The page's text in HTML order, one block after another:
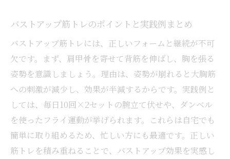
バストアップ筋トレのポイントと実践例まとめ
バストアップ筋トレには、正しいフォームと継続が不可
欠です。まず、肩甲骨を寄せて背筋を伸ばし、胸を張る
姿勢を意識しましょう。理由は、姿勢が崩れると大胸筋
への刺激が減少し、効果が半減するからです。実践例と
しては、毎日10回×2セットの腕立て伏せや、ダンベル
を使ったフライ運動が挙げられます。これらは自宅でも
簡単に取り組めるため、忙しい方にも最適です。正しい
筋トレを積み重ねることで、バストアップ効果を実感し